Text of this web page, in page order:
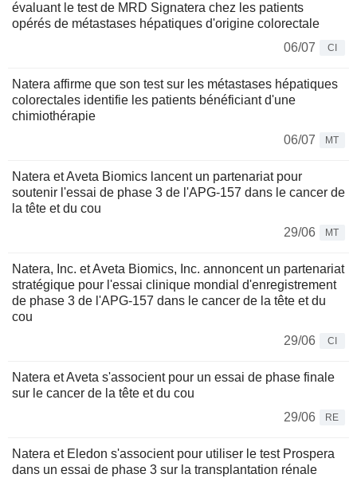
évaluant le test de MRD Signatera chez les patients
opérés de métastases hépatiques d'origine colorectale
06/07
CI
Natera affirme que son test sur les métastases hépatiques
colorectales identifie les patients bénéficiant d'une
chimiothérapie
06/07
MT
Natera et Aveta Biomics lancent un partenariat pour
soutenir l'essai de phase 3 de l'APG-157 dans le cancer de
la tête et du cou
29/06
MT
Natera, Inc. et Aveta Biomics, Inc. annoncent un partenariat
stratégique pour l'essai clinique mondial d'enregistrement
de phase 3 de l'APG-157 dans le cancer de la tête et du
cou
29/06
CI
Natera et Aveta s'associent pour un essai de phase finale
sur le cancer de la tête et du cou
29/06
RE
Natera et Eledon s'associent pour utiliser le test Prospera
dans un essai de phase 3 sur la transplantation rénale